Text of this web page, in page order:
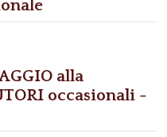
alla
occasionali -